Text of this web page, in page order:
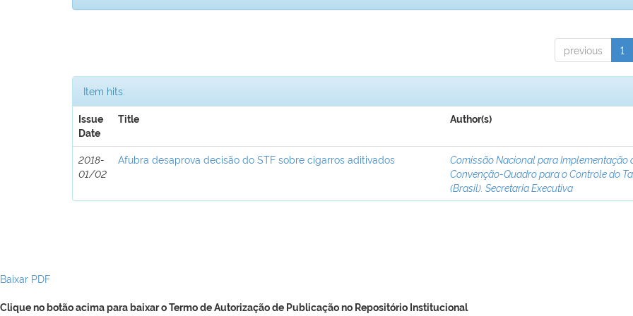
previous 1
Item hits:
Issue
Date
Title Author(s)
2018-
01/02
Afubra desaprova decisão do STF sobre cigarros aditivados
Comissão Nacional para Implementação
Convenção-Quadro para o Controle do
(Brasil). Secretaria Executiva
Baixar PDF
Clique no botão acima para baixar o Termo de Autorização de Publicação no Repositório Institucional